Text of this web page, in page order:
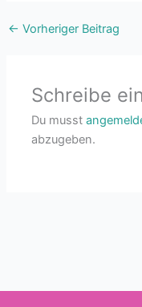
← Vorheriger Beitrag
Schreibe
Du musst
abzugeben.